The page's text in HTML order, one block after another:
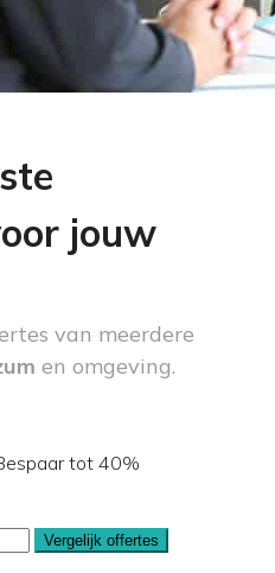
jouw
van meerdere
en omgeving.
tot 40%
Vergelijk offertes